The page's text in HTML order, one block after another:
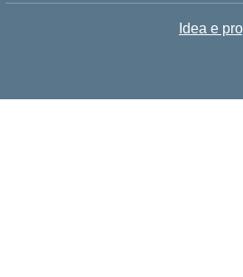
Idea e